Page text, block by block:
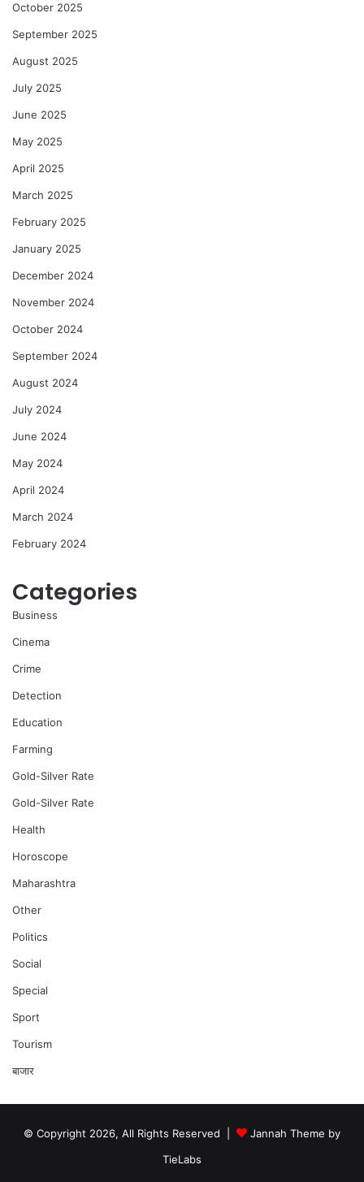
October 2025
September 2025
August 2025
July 2025
June 2025
May 2025
April 2025
March 2025
February 2025
January 2025
December 2024
November 2024
October 2024
September 2024
August 2024
July 2024
June 2024
May 2024
April 2024
March 2024
February 2024
Categories
Business
Cinema
Crime
Detection
Education
Farming
Gold-Silver Rate
Gold-Silver Rate
Health
Horoscope
Maharashtra
Other
Politics
Social
Special
Sport
Tourism
बाजार
© Copyright 2026, All Rights Reserved |
Jannah Theme by
TieLabs